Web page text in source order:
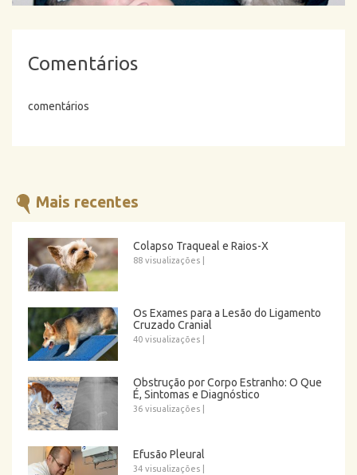
Comentários
comentários
Mais recentes
Colapso Traqueal e Raios-X
88 visualizações
Os Exames para a Lesão do Ligamento
Cruzado Cranial
40 visualizações
Obstrução por Corpo Estranho: O Que
É, Sintomas e Diagnóstico
36 visualizações
Efusão Pleural
34 visualizações